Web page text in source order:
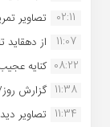
02:11
تصاویر
11:07
از دهقاید
08:22 کنایه
11:38 گزارش
11:34 تصاویر